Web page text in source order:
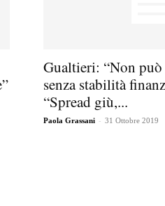
Gualtieri: “Non può
senza stabilità
“Spread giù,...
Paola Grassani - 31 Ottobre 2019